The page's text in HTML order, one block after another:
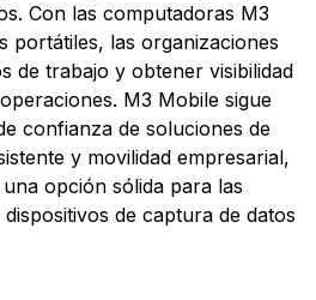
Con las computadoras M3
portátiles, las organizaciones
de trabajo y obtener visibilidad
M3 Mobile sigue
confianza de soluciones de
y movilidad empresarial,
opción sólida para las
de captura de datos